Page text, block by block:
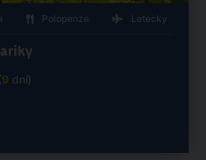
Polopenze Letecky
9 dní)